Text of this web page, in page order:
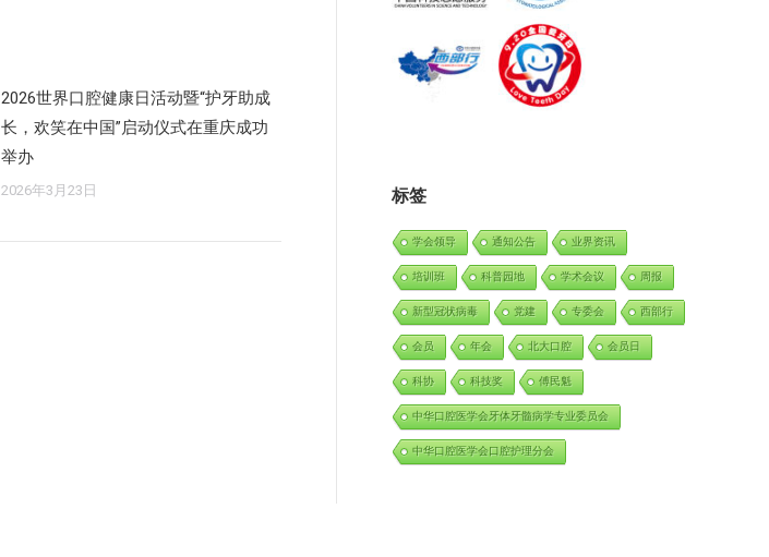
2026世界口腔健康日活动暨“护牙助成
长，欢笑在中国”启动仪式在重庆成功
举办
2026年3月23日 标签
学会领导 通知公告 业界资讯
培训班 科普园地 学术会议 周报
新型冠状病毒 党建 专委会 西部行
会员 年会 北大口腔 会员日
科协 科技奖 傅民魁
中华口腔医学会牙体牙髓病学专业委员会
中华口腔医学会口腔护理分会